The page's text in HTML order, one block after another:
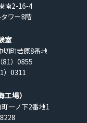
南2-16-4
ワー8階
室
切町若原8番地
81）0855
）0311
場）
一ノ下2番地1